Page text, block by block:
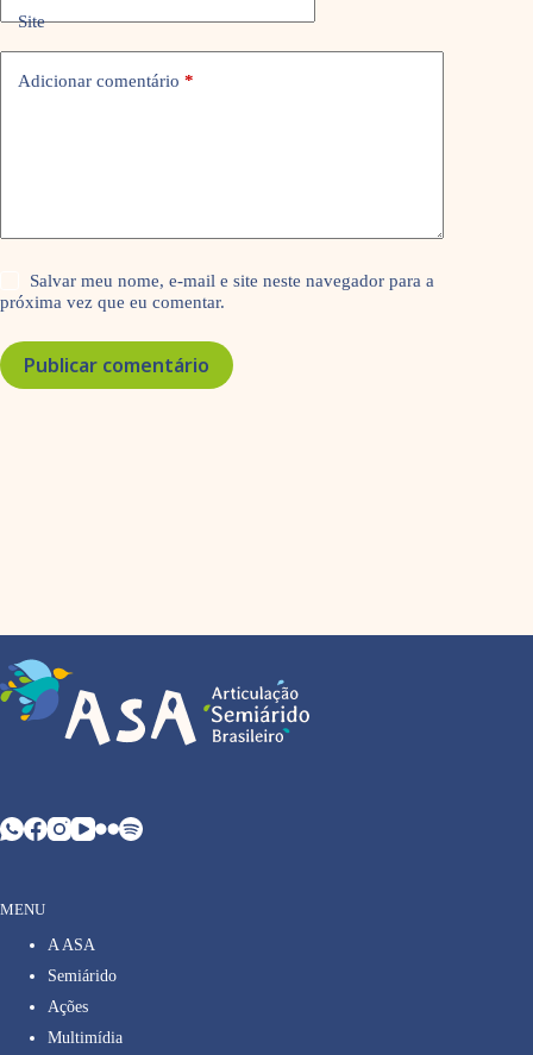
Site
Adicionar comentário *
Salvar meu nome, e-mail e site neste navegador para a
próxima vez que eu comentar.
Publicar comentário
MENU
A ASA
Semiárido
Ações
Multimídia